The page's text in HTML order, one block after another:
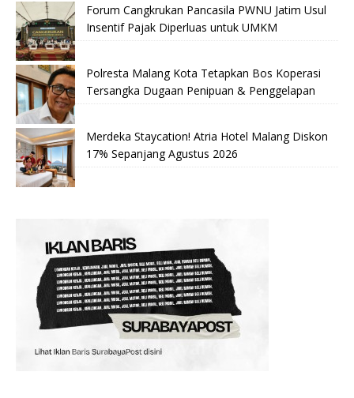
Forum Cangkrukan Pancasila PWNU Jatim Usul
Insentif Pajak Diperluas untuk UMKM
Polresta Malang Kota Tetapkan Bos Koperasi
Tersangka Dugaan Penipuan & Penggelapan
Merdeka Staycation! Atria Hotel Malang Diskon
17% Sepanjang Agustus 2026